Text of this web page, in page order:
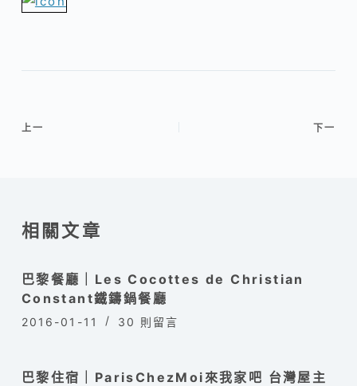
上一 下一
相關文章
巴黎餐廳｜Les Cocottes de Christian
Constant鐵鑄鍋餐廳
2016-01-11 30 則留言
巴黎住宿｜ParisChezMoi來我家吧 台灣屋主